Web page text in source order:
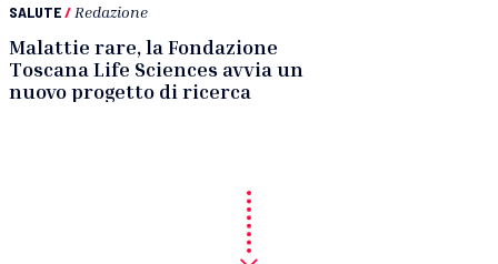
SALUTE/ Redazione
Malattie rare, la Fondazione
Toscana Life Sciences avvia un
nuovo progetto di ricerca